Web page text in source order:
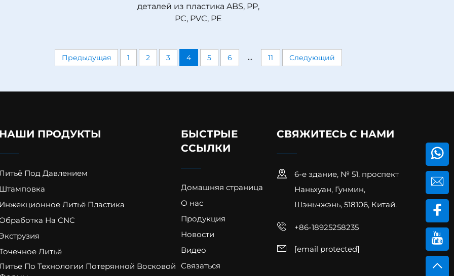
деталей из пластика ABS, PP,
PC, PVC, PE
Предыдущая 1 2 3 4 5 6 ... 11 Следующий
НАШИ ПРОДУКТЫ
Под Давлением
Штамповка
Инжекционное Литьё Пластика
На CNC
Литьё
По Технологии Потерянной Восковой
БЫСТРЫЕ
ССЫЛКИ
Домашняя страница
О нас
Продукция
Новости
Видео
Связаться
СВЯЖИТЕСЬ С НАМИ
6-е здание, № 51, проспект
Наньхуан, Гунмин,
Шэньчжэнь, 518106, Китай.
+86-18925258235
[email protected]